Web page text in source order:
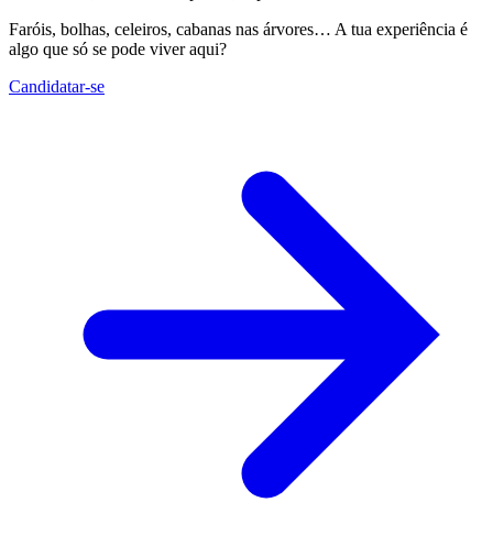
Faróis, bolhas, celeiros, cabanas nas árvores… A tua experiência é
algo que só se pode viver aqui?
Candidatar-se